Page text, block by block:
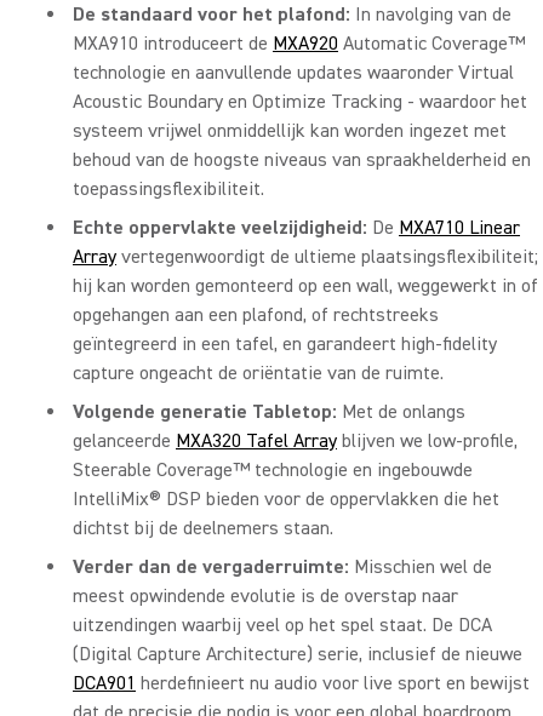
De standaard voor het plafond: In navolging van de
MXA910 introduceert de MXA920 Automatic Coverage™
technologie en aanvullende updates waaronder Virtual
Acoustic Boundary en Optimize Tracking - waardoor het
systeem vrijwel onmiddellijk kan worden ingezet met
behoud van de hoogste niveaus van spraakhelderheid en
toepassingsflexibiliteit.
Echte oppervlakte veelzijdigheid: De MXA710 Linear
Array vertegenwoordigt de ultieme plaatsingsflexibiliteit;
hij kan worden gemonteerd op een wall, weggewerkt in of
opgehangen aan een plafond, of rechtstreeks
geïntegreerd in een tafel, en garandeert high-fidelity
capture ongeacht de oriëntatie van de ruimte.
Volgende generatie Tabletop: Met de onlangs
gelanceerde MXA320 Tafel Array blijven we low-profile,
Steerable Coverage™ technologie en ingebouwde
IntelliMix® DSP bieden voor de oppervlakken die het
dichtst bij de deelnemers staan.
Verder dan de vergaderruimte: Misschien wel de
meest opwindende evolutie is de overstap naar
uitzendingen waarbij veel op het spel staat. De DCA
(Digital Capture Architecture) serie, inclusief de nieuwe
DCA901 herdefinieert nu audio voor live sport en bewijst